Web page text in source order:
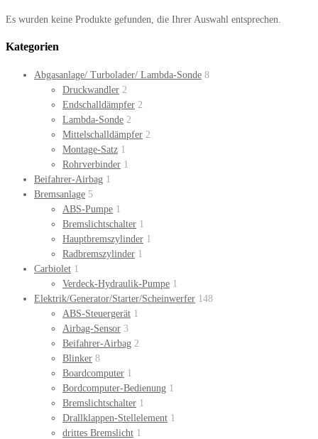
Es wurden keine Produkte gefunden, die Ihrer Auswahl entsprechen.
Kategorien
Abgasanlage/ Turbolader/ Lambda-Sonde 8
Druckwandler 2
Endschalldämpfer 2
Lambda-Sonde 2
Mittelschalldämpfer 2
Montage-Satz 1
Rohrverbinder 1
Beifahrer-Airbag 1
Bremsanlage 5
ABS-Pumpe 1
Bremslichtschalter 1
Hauptbremszylinder 1
Radbremszylinder 1
Carbiolet 1
Verdeck-Hydraulik-Pumpe 1
Elektrik/Generator/Starter/Scheinwerfer 148
ABS-Steuergerät 1
Airbag-Sensor 3
Beifahrer-Airbag 2
Blinker 8
Boardcomputer 1
Bordcomputer-Bedienung 1
Bremslichtschalter 1
Drallklappen-Stellelement 1
drittes Bremslicht 1